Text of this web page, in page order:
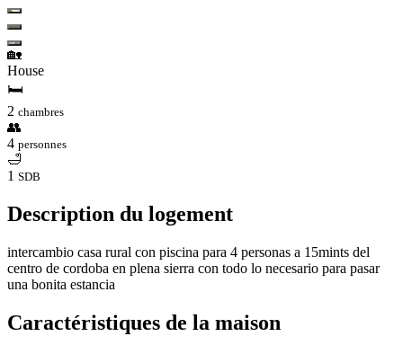
🏡
House
🛏
2 chambres
👥
4 personnes
🛁
1 SDB
Description du logement
intercambio casa rural con piscina para 4 personas a 15mints del
centro de cordoba en plena sierra con todo lo necesario para pasar
una bonita estancia
Caractéristiques de la maison